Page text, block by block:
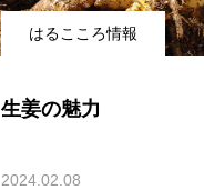
はるこころ情報
生姜の魅力
2024.02.08